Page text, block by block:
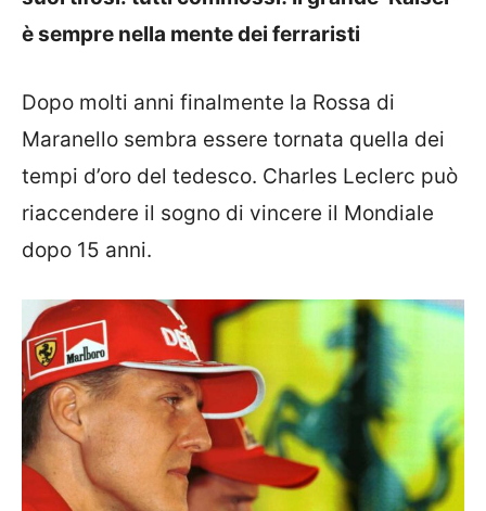
è sempre nella mente dei ferraristi
Dopo molti anni finalmente la Rossa di
Maranello sembra essere tornata quella dei
tempi d’oro del tedesco. Charles Leclerc può
riaccendere il sogno di vincere il Mondiale
dopo 15 anni.